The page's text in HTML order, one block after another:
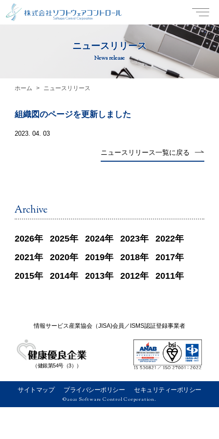
ニュースリリース
News release
ホーム ニュースリリース
組織図のページを更新しました
2023. 04. 03
ニュースリリース一覧に戻る
Archive
2026 2025 2024 2023
2022
2021
2020 2019 2018
2017
2015
2014 2013 2012 2011
情報サービス産業協会（JISA)会員／ISMS認証登録事業者
（健銀第54号（3））
©2021 Software Control Corporation.
サイトマップ プライバシーポリシー セキュリティーポリシー